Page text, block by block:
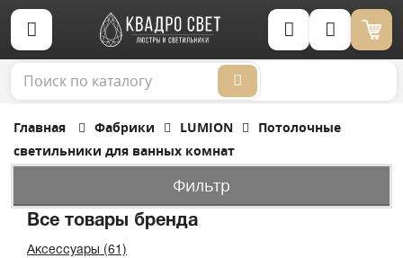
Корзина (0)
Главная Фабрики LUMION
Потолочные
светильники для ванных комнат
Фильтр
Все товары бренда
Аксессуары (61)